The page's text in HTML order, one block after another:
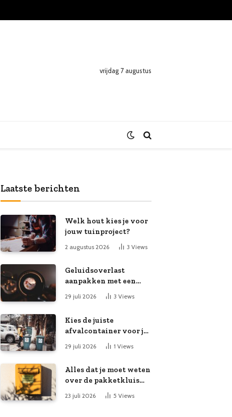
vrijdag 7 augustus
Laatste berichten
Welk hout kies je voor
jouw tuinproject?
2 augustus 2026 3 Views
Geluidsoverlast
aanpakken met een
slimme meting
29 juli 2026 3 Views
Kies de juiste
afvalcontainer voor je
29 juli 2026 1 Views
Alles dat je moet weten
over de pakketkluis
aan huis: voordelen,
kooptips en belang
23 juli 2026 5 Views